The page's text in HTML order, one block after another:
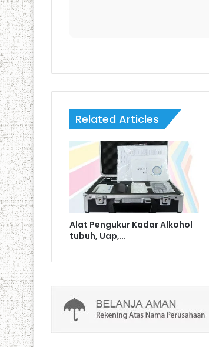
Related Articles
Alat Pengukur Kadar Alkohol
tubuh, Uap,…